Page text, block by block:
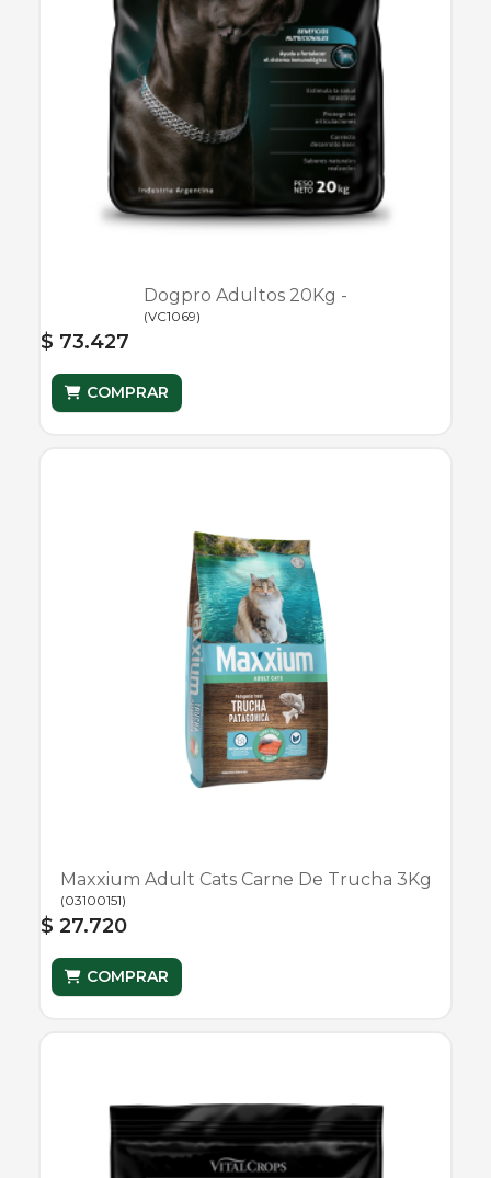
Dogpro Adultos 20Kg -
(VC1069)
$ 73.427
COMPRAR
Maxxium Adult Cats Carne De Trucha 3Kg
(03100151)
$ 27.720
COMPRAR